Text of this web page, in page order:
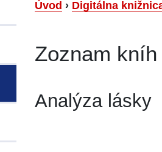
Úvod › Digitálna
Zoznam
Analýza lásky